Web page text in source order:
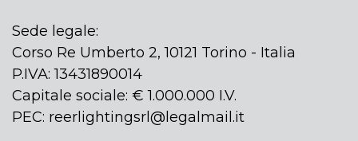
Sede legale:
Corso Re Umberto 2, 10121 Torino - Italia
P.IVA: 13431890014
Capitale sociale: € 1.000.000 I.V.
PEC: reerlightingsrl@legalmail.it